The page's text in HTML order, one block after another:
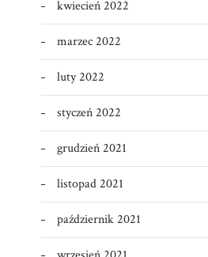
kwiecień 2022
marzec 2022
luty 2022
styczeń 2022
grudzień 2021
listopad 2021
październik 2021